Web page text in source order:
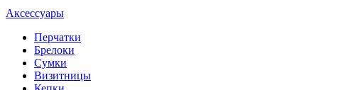
Аксессуары
Перчатки
Брелоки
Сумки
Визитницы